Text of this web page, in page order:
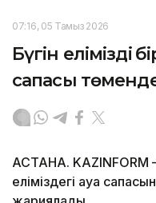
07:16, 05 Тамыз 2026
Бүгін еліміздің
сапасы
АСТАНА. KAZINFORM
еліміздегі ауа